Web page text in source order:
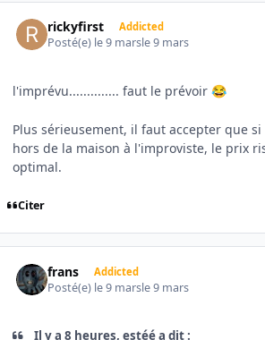
rickyfirst Addicted
Posté(e) le 9 marsle 9 mars
l'imprévu.............. faut le prévoir 😂
Plus sérieusement, il faut accepter que
hors de la maison à l'improviste, le prix
optimal.
Citer
frans Addicted
Posté(e) le 9 marsle 9 mars
Il y a 8 heures, estéé a dit :